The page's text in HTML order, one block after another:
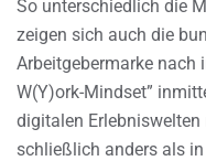
So unterschiedlich die
zeigen sich auch die
Arbeitgebermarke nach
W(Y)ork-Mindset”
digitalen
schließlich anders als